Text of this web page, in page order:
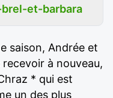
et-barbara
saison, Andrée et
à nouveau,
* qui est
un des plus